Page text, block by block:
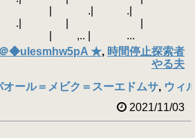
| .| .|
| .| | |
| ...
◆uIesmhw5pA ★, 時間停止探索者
やる夫
オール＝メビク＝スーエドムサ, ウィ
2021/11/03